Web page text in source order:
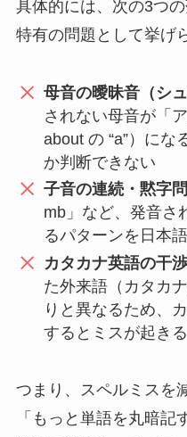
具体的には、次の3つ
特有の問題として挙げ
母音の曖昧音（シ
されない母音が「
about の “a”）にな
か判断できない
子音の連続・黙字問
mb」など、発音さ
るパターンを日本
カタカナ英語の干
た外来語（カタカ
りと異なるため、
するとミスが起きる
つまり、スペルミスを
「もっと単語を丸暗記